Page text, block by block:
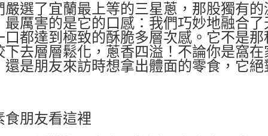
嚴選了宜蘭最上等的三星蔥，那股獨有
最厲害的是它的口感：我們巧妙地融合
口都達到極致的酥脆多層次感。它不是
下去層層鬆化，蔥香四溢！不論你是窩
還是朋友來訪時想拿出體面的零食，它
食朋友看這裡